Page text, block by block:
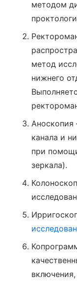
методом
метод
нижнего
Аноскопия
канала и
при
зеркала).